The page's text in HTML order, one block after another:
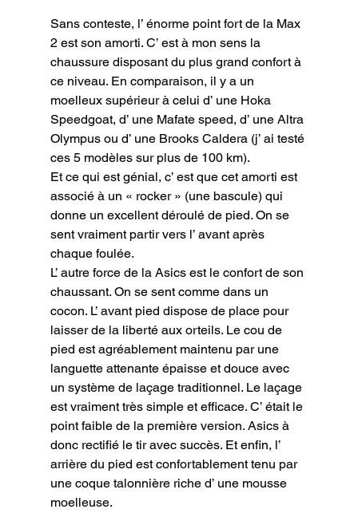
Sans conteste, l’ énorme point fort de la Max
2 est son amorti. C’ est à mon sens la
chaussure disposant du plus grand confort à
ce niveau. En comparaison, il y a un
moelleux supérieur à celui d’ une Hoka
Speedgoat, d’ une Mafate speed, d’ une Altra
Olympus ou d’ une Brooks Caldera (j’ ai testé
ces 5 modèles sur plus de 100 km).
Et ce qui est génial, c’ est que cet amorti est
associé à un « rocker » (une bascule) qui
donne un excellent déroulé de pied. On se
sent vraiment partir vers l’ avant après
chaque foulée.
L’ autre force de la Asics est le confort de son
chaussant. On se sent comme dans un
cocon. L’ avant pied dispose de place pour
laisser de la liberté aux orteils. Le cou de
pied est agréablement maintenu par une
languette attenante épaisse et douce avec
un système de laçage traditionnel. Le laçage
est vraiment très simple et efficace. C’ était le
point faible de la première version. Asics à
donc rectifié le tir avec succès. Et enfin, l’
arrière du pied est confortablement tenu par
une coque talonnière riche d’ une mousse
moelleuse.